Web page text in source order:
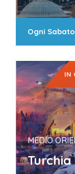
Ogni Sabato
IN
MEDIO
Turchia